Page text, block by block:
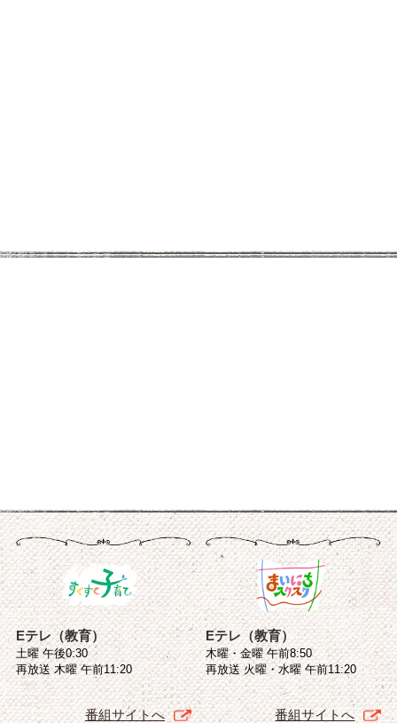
Eテレ（教育）
土曜 午後0:30
再放送 木曜 午前11:20
番組サイトへ
Eテレ（教育）
木曜・金曜 午前8:50
再放送 火曜・水曜 午前11:20
番組サイトへ